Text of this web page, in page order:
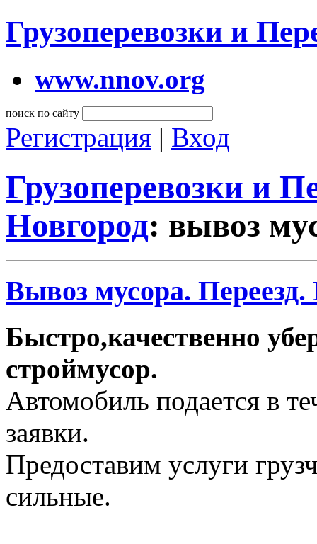
Грузоперевозки и
www.nnov.org
поиск по сайту
Регистрация | Вход
Грузоперевозки и
Новгород: вывоз
Вывоз мусора.
Быстро,качественно
строймусор.
Автомобиль подается в
заявки.
Предоставим услуги
сильные.